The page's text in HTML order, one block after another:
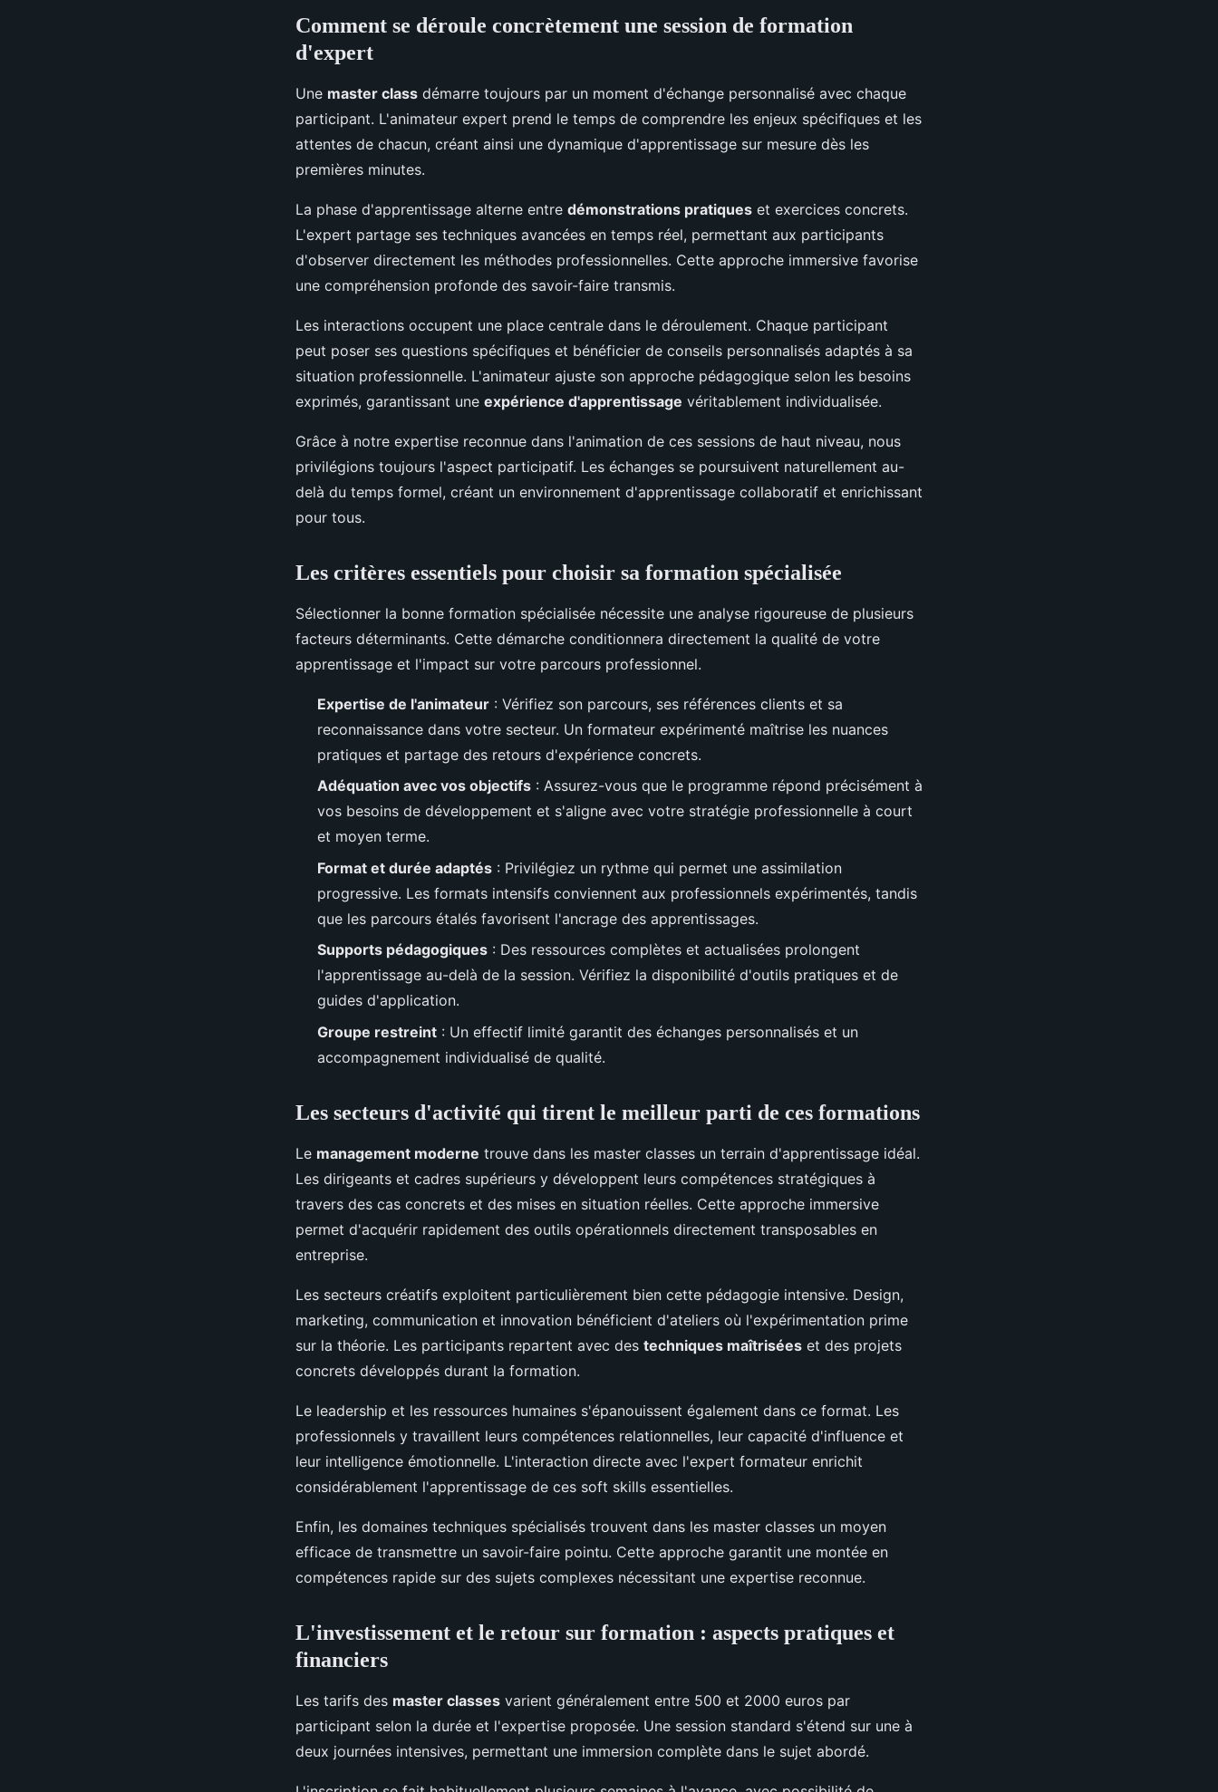
Comment se déroule concrètement une session de formation
d'expert
Une master class démarre toujours par un moment d'échange personnalisé avec chaque
participant. L'animateur expert prend le temps de comprendre les enjeux spécifiques et les
attentes de chacun, créant ainsi une dynamique d'apprentissage sur mesure dès les
premières minutes.
La phase d'apprentissage alterne entre démonstrations pratiques et exercices concrets.
L'expert partage ses techniques avancées en temps réel, permettant aux participants
d'observer directement les méthodes professionnelles. Cette approche immersive favorise
une compréhension profonde des savoir-faire transmis.
Les interactions occupent une place centrale dans le déroulement. Chaque participant
peut poser ses questions spécifiques et bénéficier de conseils personnalisés adaptés à sa
situation professionnelle. L'animateur ajuste son approche pédagogique selon les besoins
exprimés, garantissant une expérience d'apprentissage véritablement individualisée.
Grâce à notre expertise reconnue dans l'animation de ces sessions de haut niveau, nous
privilégions toujours l'aspect participatif. Les échanges se poursuivent naturellement au-
delà du temps formel, créant un environnement d'apprentissage collaboratif et enrichissant
pour tous.
Les critères essentiels pour choisir sa formation spécialisée
Sélectionner la bonne formation spécialisée nécessite une analyse rigoureuse de plusieurs
facteurs déterminants. Cette démarche conditionnera directement la qualité de votre
apprentissage et l'impact sur votre parcours professionnel.
Expertise de l'animateur : Vérifiez son parcours, ses références clients et sa
reconnaissance dans votre secteur. Un formateur expérimenté maîtrise les nuances
pratiques et partage des retours d'expérience concrets.
Adéquation avec vos objectifs : Assurez-vous que le programme répond précisément à
vos besoins de développement et s'aligne avec votre stratégie professionnelle à court
et moyen terme.
Format et durée adaptés : Privilégiez un rythme qui permet une assimilation
progressive. Les formats intensifs conviennent aux professionnels expérimentés, tandis
que les parcours étalés favorisent l'ancrage des apprentissages.
Supports pédagogiques : Des ressources complètes et actualisées prolongent
l'apprentissage au-delà de la session. Vérifiez la disponibilité d'outils pratiques et de
guides d'application.
Groupe restreint : Un effectif limité garantit des échanges personnalisés et un
accompagnement individualisé de qualité.
Les secteurs d'activité qui tirent le meilleur parti de ces formations
Le management moderne trouve dans les master classes un terrain d'apprentissage idéal.
Les dirigeants et cadres supérieurs y développent leurs compétences stratégiques à
travers des cas concrets et des mises en situation réelles. Cette approche immersive
permet d'acquérir rapidement des outils opérationnels directement transposables en
entreprise.
Les secteurs créatifs exploitent particulièrement bien cette pédagogie intensive. Design,
marketing, communication et innovation bénéficient d'ateliers où l'expérimentation prime
sur la théorie. Les participants repartent avec des techniques maîtrisées et des projets
concrets développés durant la formation.
Le leadership et les ressources humaines s'épanouissent également dans ce format. Les
professionnels y travaillent leurs compétences relationnelles, leur capacité d'influence et
leur intelligence émotionnelle. L'interaction directe avec l'expert formateur enrichit
considérablement l'apprentissage de ces soft skills essentielles.
Enfin, les domaines techniques spécialisés trouvent dans les master classes un moyen
efficace de transmettre un savoir-faire pointu. Cette approche garantit une montée en
compétences rapide sur des sujets complexes nécessitant une expertise reconnue.
L'investissement et le retour sur formation : aspects pratiques et
financiers
Les tarifs des master classes varient généralement entre 500 et 2000 euros par
participant selon la durée et l'expertise proposée. Une session standard s'étend sur une à
deux journées intensives, permettant une immersion complète dans le sujet abordé.